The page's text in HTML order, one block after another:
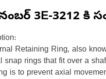
3E-3212 కి
Retaining Ring, also
snap rings that fit over a
is to prevent axial